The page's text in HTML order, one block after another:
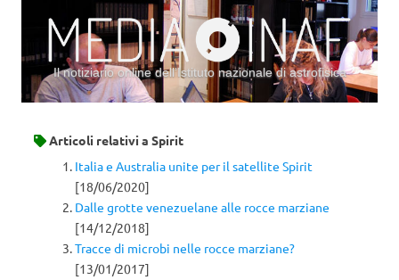
Il notiziario online dell’Istituto nazionale di astrofisica
Articoli relativi a Spirit
Italia e Australia unite per il satellite Spirit
[18/06/2020]
Dalle grotte venezuelane alle rocce marziane
[14/12/2018]
Tracce di microbi nelle rocce marziane?
[13/01/2017]